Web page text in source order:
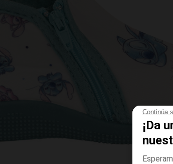
Continúa
¡Da